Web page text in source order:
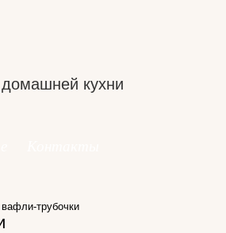
кухни
трубочки